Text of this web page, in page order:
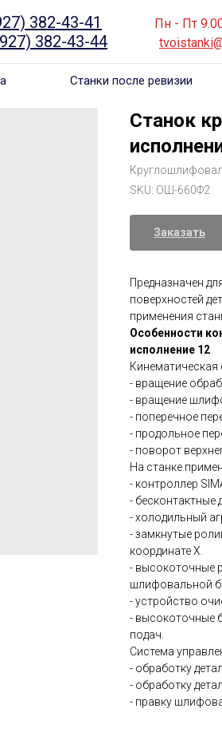
382-43-41 Пн - Пт
382-43-44
Станки после ревизии
Станок
SKU: ОШ-660Ф2
Заказать
Предназначен
поверхностей
применения
Особенности
исполнение 12
Кинематическая
- вращение
- вращение
- поперечное
- продольное
- поворот
На станке
- контроллер
- бесконтактные
- холодильный
- замкнутые
координате Х.
- высокоточные
шлифовальной
- устройство
- высокоточные
подач.
Система
- обработку
- обработку
- правку